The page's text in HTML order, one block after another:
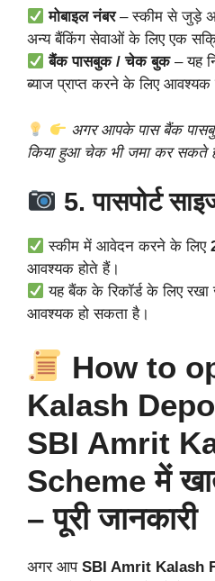
मोबाइल नंबर– स्कीम से जुड़े
अन्य बैंकिंग सेवाओं के लिए एक
बैंक पासबुक / चेक बुक– यह
ब्याज प्राप्त करने के लिए आवश्यक
अगर आपके पास बैंक
किया हुआ चेक भी जमा कर सकते
5. पासपोर्ट
स्कीम में आवेदन करने के लिए
आवश्यक होते हैं।
यह बैंक के रिकॉर्ड के लिए रखा
आवश्यक हो सकता है।
How to
Kalash
SBI Amrit
Scheme में
– पूरी जानकारी
अगर आप SBI Amrit Kalash